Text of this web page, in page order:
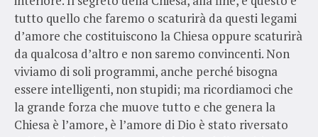
tutto quello che faremo o scaturirà da questi legami
d’amore che costituiscono la Chiesa oppure scaturirà
da qualcosa d’altro e non saremo convincenti. Non
viviamo di soli programmi, anche perché bisogna
essere intelligenti, non stupidi; ma ricordiamoci che
la grande forza che muove tutto e che genera la
Chiesa è l’amore, è l’amore di Dio è stato riversato